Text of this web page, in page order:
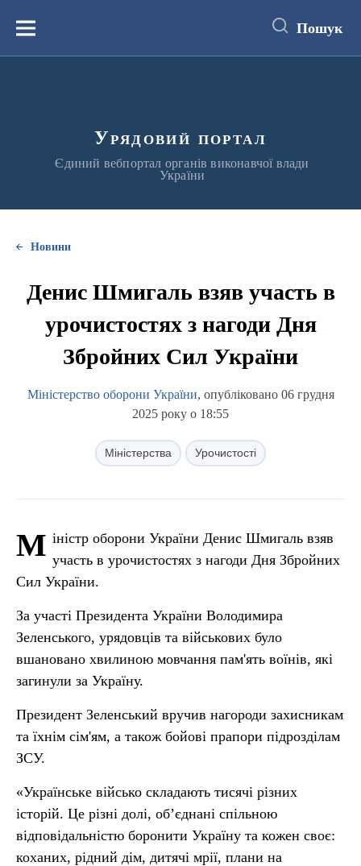
вмістуМеню Пошук
Урядовий портал
Єдиний вебпортал органів виконавчої влади
України
Новини
Денис Шмигаль взяв участь в
урочистостях з нагоди Дня
Збройних Сил України
Міністерство оборони України, опубліковано 06 грудня
2025 року о 18:55
Міністерства Урочистості
М іністр оборони України Денис Шмигаль взяв
участь в урочистостях з нагоди Дня Збройних
Сил України.
За участі Президента України Володимира
Зеленського, урядовців та військових було
вшановано хвилиною мовчання пам'ять воїнів, які
загинули за Україну.
Президент Зеленський вручив нагороди захисникам
та їхнім сім'ям, а також бойові прапори підрозділам
ЗСУ.
«Українське військо складають тисячі різних
історій. Це різні долі, об’єднані спільною
відповідальністю боронити Україну та кожен своє:
коханих, рідний дім, дитячі мрії, плани на